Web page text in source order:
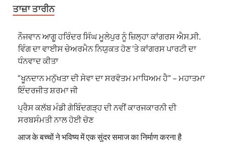
ਤਾਜ਼ਾ ਤਾਰੀਨ
ਨੌਜਵਾਨ ਆਗੂ ਹਰਿੰਦਰ ਸਿੰਘ ਮੂਲੇਪੁਰ ਨੂੰ ਜ਼ਿਲ੍ਹਾ ਕਾਂਗਰਸ ਐਸ.ਸੀ.
ਵਿੰਗ ਦਾ ਵਾਈਸ ਚੇਅਰਮੈਨ ਨਿਯੁਕਤ ਹੋਣ ‘ਤੇ ਕਾਂਗਰਸ ਪਾਰਟੀ ਦਾ
ਧੰਨਵਾਦ ਕੀਤਾ
“ਖੂਨਦਾਨ ਮਨੁੱਖਤਾ ਦੀ ਸੇਵਾ ਦਾ ਸਰਵੋਤਮ ਮਾਧਿਅਮ ਹੈ” – ਮਹਾਤਮਾ
ਇੰਦਰਜੀਤ ਸ਼ਰਮਾ ਜੀ
ਪ੍ਰੈਸ ਕਲੱਬ ਮੰਡੀ ਗੋਬਿੰਦਗੜ੍ਹ ਦੀ ਨਵੀਂ ਕਾਰਜਕਾਰਨੀ ਦੀ
ਸਰਬਸੰਮਤੀ ਨਾਲ ਹੋਈ ਚੋਣ
आज के बच्चों ने भविष्य में एक सुंदर समाज का निर्माण करना है